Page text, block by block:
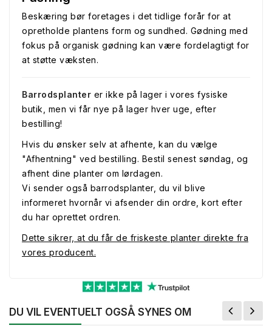
Beskæring bør foretages i det tidlige forår for at
opretholde plantens form og sundhed. Gødning med
fokus på organisk gødning kan være fordelagtigt for
at støtte væksten.
Barrodsplanter er ikke på lager i vores fysiske
butik, men vi får nye på lager hver uge, efter
bestilling!
Hvis du ønsker selv at afhente, kan du vælge
"Afhentning" ved bestilling. Bestil senest søndag, og
afhent dine planter om lørdagen.
Vi sender også barrodsplanter, du vil blive
informeret hvornår vi afsender din ordre, kort efter
du har oprettet ordren.
Dette sikrer, at du får de friskeste planter direkte fra
vores producent.
DU VIL EVENTUELT OGSÅ SYNES OM